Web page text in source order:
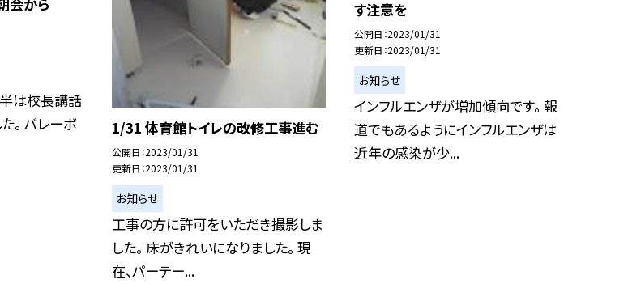
は校長講話
。 バレーボ
1/31 体育館トイレの改修工事進む
公開日 2023/01/31
更新日 2023/01/31
お知らせ
工事の方に許可をいただき撮影しま
した。 床がきれいになりました。 現
在、パーテー...
す注意を
公開日 2023/01/31
更新日 2023/01/31
お知らせ
インフルエンザが増加傾向です。 報
道でもあるようにインフルエンザは
近年の感染が少...